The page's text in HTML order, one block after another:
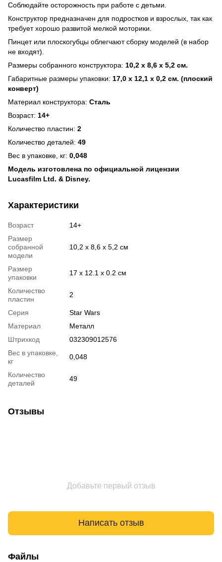
Соблюдайте осторожность при работе с детьми.
Конструктор предназначен для подростков и взрослых, так как
требует хорошо развитой мелкой моторики.
Пинцет или плоскогубцы облегчают сборку моделей (в набор
не входят).
Размеры собранного конструктора: 10,2 х 8,6 х 5,2 см.
Габаритные размеры упаковки: 17,0 х 12,1 х 0,2 см. (плоский
конверт)
Материал конструктора: Сталь
Возраст: 14+
Количество пластин: 2
Количество деталей: 49
Вес в упаковке, кг: 0,048
Модель изготовлена по официальной лицензии
Lucasfilm Ltd. & Disney.
Характеристики
Возраст
14+
Размер
собранной
модели
10,2 х 8,6 х 5,2 см
Размер
упаковки
17 х 12.1 х 0.2 см
Количество
пластин
2
Серия
Star Wars
Материал
Металл
Штрихкод
032309012576
Вес в упаковке,
кг
0,048
Количество
деталей
49
Отзывы
Добавьте первый отзыв
Написать отзыв
Файлы